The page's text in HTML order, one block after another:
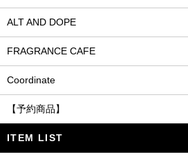
ALT AND DOPE
FRAGRANCE CAFE
Coordinate
【予約商品】
ITEM LIST